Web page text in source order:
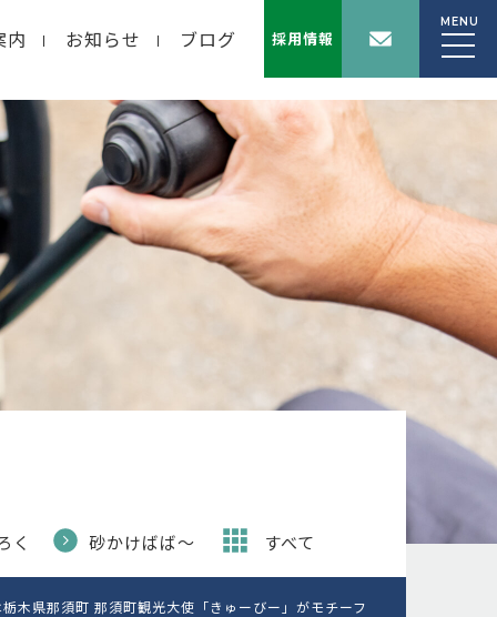
内 お知らせ ブログ 採用情報
MENU
く 砂かけばば〜 すべて
木県那須町 那須町観光大使「きゅーびー」がモチーフ